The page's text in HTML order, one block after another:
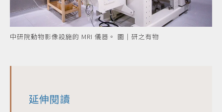
中研院動物影像設施的 MRI 儀器。 圖｜研之有物
延伸閱讀